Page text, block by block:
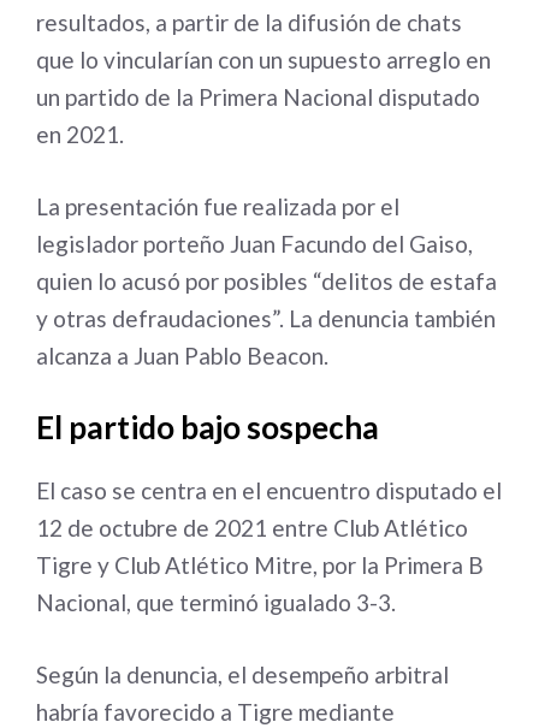
resultados, a partir de la difusión de chats
que lo vincularían con un supuesto arreglo en
un partido de la Primera Nacional disputado
en 2021.
La presentación fue realizada por el
legislador porteño Juan Facundo del Gaiso,
quien lo acusó por posibles “delitos de estafa
y otras defraudaciones”. La denuncia también
alcanza a Juan Pablo Beacon.
El partido bajo sospecha
El caso se centra en el encuentro disputado el
12 de octubre de 2021 entre Club Atlético
Tigre y Club Atlético Mitre, por la Primera B
Nacional, que terminó igualado 3-3.
Según la denuncia, el desempeño arbitral
habría favorecido a Tigre mediante